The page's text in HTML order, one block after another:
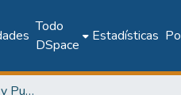
Todo
DSpace
Estadísticas
Editorial Universitaria y Publicaciones Seriadas